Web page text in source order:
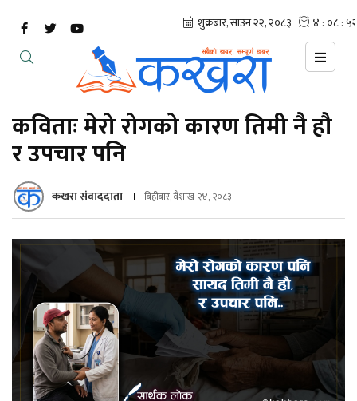
कविताः मेरो रोगको कारण तिमी नै हौ
र उपचार पनि
कखरा संवाददाता बिहीबार, वैशाख २४, २०८३